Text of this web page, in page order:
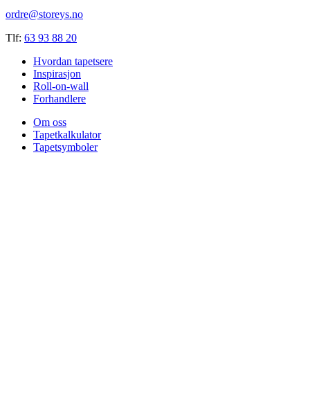
ordre@storeys.no
Tlf: 63 93 88 20
Hvordan tapetsere
Inspirasjon
Roll-on-wall
Forhandlere
Om oss
Tapetkalkulator
Tapetsymboler